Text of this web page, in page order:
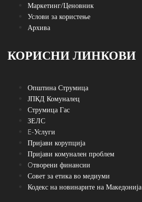
Маркетинг/Ценовник
Услови за користење
Архива
КОРИСНИ ЛИНКОВИ
Општина Струмица
ЈПКД Комуналец
Струмица Гас
ЗЕЛС
E-Услуги
Пријави корупција
Пријави комунален проблем
Oтворени финансии
Совет за етика во медиуми
Кодекс на новинарите на Македонија